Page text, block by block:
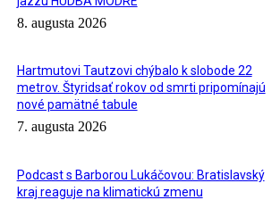
8. augusta 2026
Hartmutovi Tautzovi chýbalo k slobode 22
metrov. Štyridsať rokov od smrti pripomínajú
nové pamätné tabule
7. augusta 2026
Podcast s Barborou Lukáčovou: Bratislavský
kraj reaguje na klimatickú zmenu